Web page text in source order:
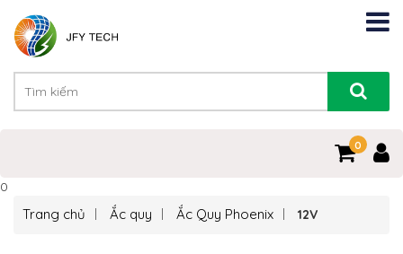
0
0
Trang chủ Ắc quy Ắc Quy Phoenix 12V